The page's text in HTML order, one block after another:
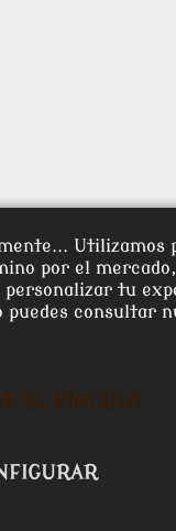
Utilizamos
por el
tu
puedes consultar
EL VÍNCULO